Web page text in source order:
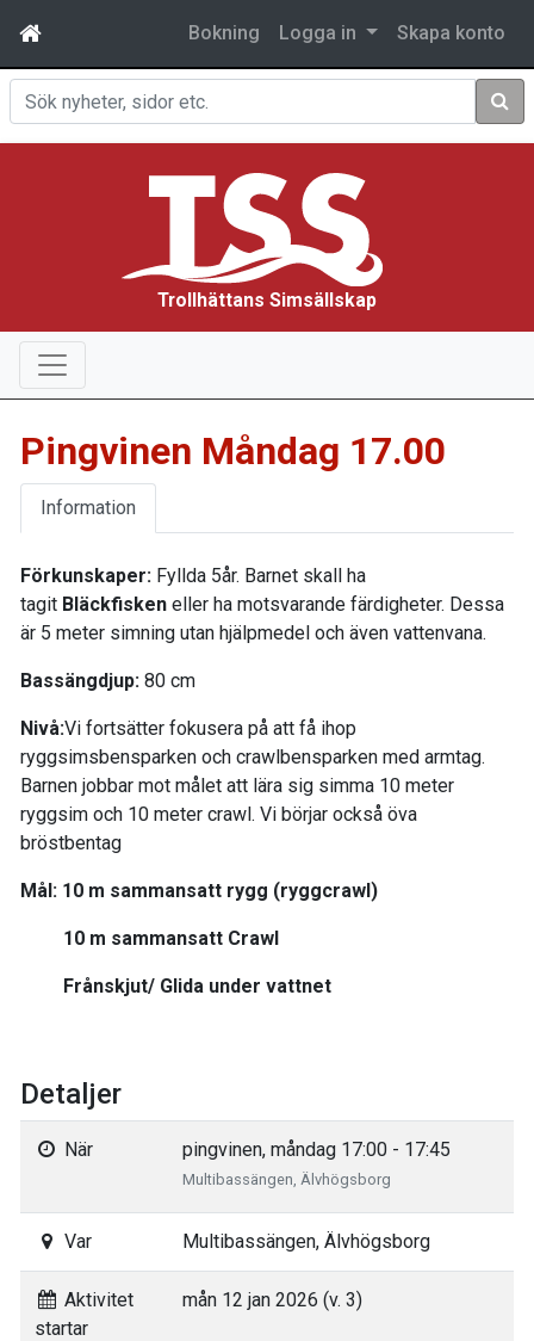
Bokning Logga in Skapa konto
Sök
Trollhättans Simsällskap
Pingvinen Måndag 17.00
Information
Förkunskaper: Fyllda 5år. Barnet skall ha
tagit Bläckfisken eller ha motsvarande färdigheter. Dessa
är 5 meter simning utan hjälpmedel och även vattenvana.
Bassängdjup: 80 cm
Nivå:Vi fortsätter fokusera på att få ihop
ryggsimsbensparken och crawlbensparken med armtag.
Barnen jobbar mot målet att lära sig simma 10 meter
ryggsim och 10 meter crawl. Vi börjar också öva
bröstbentag
Mål: 10 m sammansatt rygg (ryggcrawl)
10 m sammansatt Crawl
Frånskjut/ Glida under vattnet
Detaljer
När pingvinen, måndag 17:00 - 17:45
Multibassängen, Älvhögsborg
Var Multibassängen, Älvhögsborg
Aktivitet
startar
mån 12 jan 2026 (v. 3)